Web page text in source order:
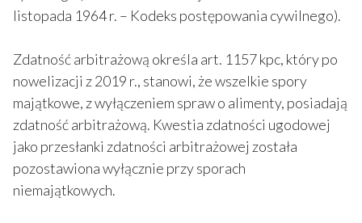
listopada 1964 r. – Kodeks postępowania cywilnego).
Zdatność arbitrażową określa art. 1157 kpc, który po
nowelizacji z 2019 r., stanowi, że wszelkie spory
majątkowe, z wyłączeniem spraw o alimenty, posiadają
zdatność arbitrażową. Kwestia zdatności ugodowej
jako przesłanki zdatności arbitrażowej została
pozostawiona wyłącznie przy sporach
niemajątkowych.